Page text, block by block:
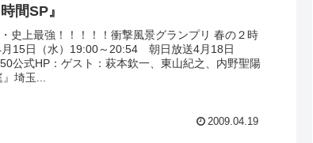
間SP』
・史上最強！！！！！衝撃風景グランプリ 春の２時
15日（水）19:00～20:54 朝日放送4月18日
公式HP：ゲスト：萩本欽一、東山紀之、内野聖陽
埼玉...
2009.04.19